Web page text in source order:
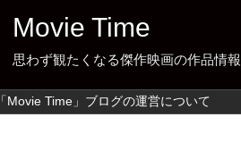
Movie Time
思わず観たくなる傑作映画の作品情報
「Movie Time」ブログの運営について